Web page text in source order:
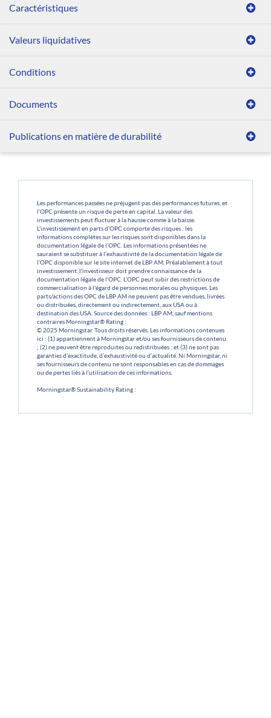
Caractéristiques
Valeurs liquidatives
Conditions
Documents
Publications en matière de durabilité
Les performances passées ne préjugent pas des performances futures, et
l’OPC présente un risque de perte en capital. La valeur des
investissements peut fluctuer à la hausse comme à la baisse.
L’investissement en parts d’OPC comporte des risques : les
informations complètes sur les risques sont disponibles dans la
documentation légale de l’OPC. Les informations présentées ne
sauraient se substituer à l’exhaustivité de la documentation légale de
l’OPC disponible sur le site internet de LBP AM. Préalablement à tout
investissement, l'investisseur doit prendre connaissance de la
documentation légale de l'OPC. L’OPC peut subir des restrictions de
commercialisation à l'égard de personnes morales ou physiques. Les
parts/actions des OPC de LBP AM ne peuvent pas être vendues, livrées
ou distribuées, directement ou indirectement, aux USA ou à
destination des USA. Source des données : LBP AM, sauf mentions
contraires Morningstar® Rating :
© 2025 Morningstar. Tous droits réservés. Les informations contenues
ici : (1) appartiennent à Morningstar et/ou ses fournisseurs de contenu
; (2) ne peuvent être reproduites ou redistribuées ; et (3) ne sont pas
garanties d’exactitude, d’exhaustivité ou d’actualité. Ni Morningstar, ni
ses fournisseurs de contenu ne sont responsables en cas de dommages
ou de pertes liés à l’utilisation de ces informations.
Morningstar® Sustainability Rating :
; (2) ne peuvent être reproduites ou redistribuées ; et (3) ne sont pas